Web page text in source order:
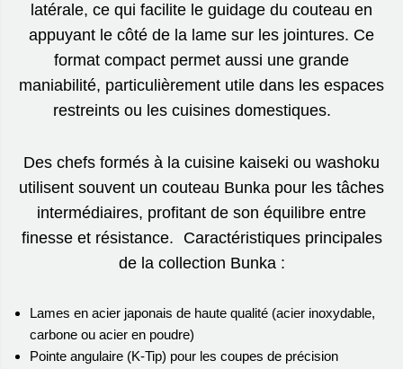
latérale, ce qui facilite le guidage du couteau en
appuyant le côté de la lame sur les jointures. Ce
format compact permet aussi une grande
maniabilité, particulièrement utile dans les espaces
restreints ou les cuisines domestiques.
Des chefs formés à la cuisine kaiseki ou washoku
utilisent souvent un couteau Bunka pour les tâches
intermédiaires, profitant de son équilibre entre
finesse et résistance. Caractéristiques principales
de la collection Bunka :
Lames en acier japonais de haute qualité (acier inoxydable,
carbone ou acier en poudre)
Pointe angulaire (K-Tip) pour les coupes de précision